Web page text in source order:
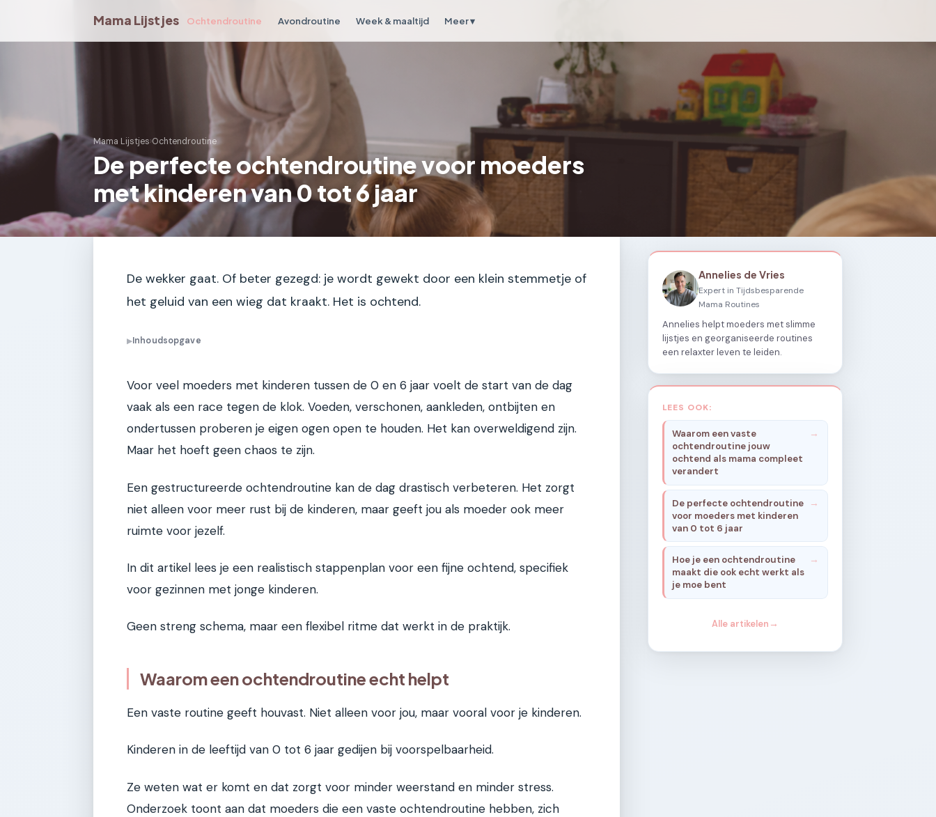
Mama Lijstjes Ochtendroutine Avondroutine Week & maaltijd Meer ▾
Mama Lijstjes›Ochtendroutine
De perfecte ochtendroutine voor moeders
met kinderen van 0 tot 6 jaar
De wekker gaat. Of beter gezegd: je wordt gewekt door een klein stemmetje of
het geluid van een wieg dat kraakt. Het is ochtend.
▶Inhoudsopgave
Voor veel moeders met kinderen tussen de 0 en 6 jaar voelt de start van de dag
vaak als een race tegen de klok. Voeden, verschonen, aankleden, ontbijten en
ondertussen proberen je eigen ogen open te houden. Het kan overweldigend zijn.
Maar het hoeft geen chaos te zijn.
Een gestructureerde ochtendroutine kan de dag drastisch verbeteren. Het zorgt
niet alleen voor meer rust bij de kinderen, maar geeft jou als moeder ook meer
ruimte voor jezelf.
In dit artikel lees je een realistisch stappenplan voor een fijne ochtend, specifiek
voor gezinnen met jonge kinderen.
Geen streng schema, maar een flexibel ritme dat werkt in de praktijk.
Waarom een ochtendroutine echt helpt
Een vaste routine geeft houvast. Niet alleen voor jou, maar vooral voor je kinderen.
Kinderen in de leeftijd van 0 tot 6 jaar gedijen bij voorspelbaarheid.
Ze weten wat er komt en dat zorgt voor minder weerstand en minder stress.
Onderzoek toont aan dat moeders die een vaste ochtendroutine hebben, zich
Annelies de Vries
Expert in Tijdsbesparende
Mama Routines
Annelies helpt moeders met slimme
lijstjes en georganiseerde routines
een relaxter leven te leiden.
LEES OOK:
Waarom een vaste
ochtendroutine jouw
ochtend als mama compleet
verandert
De perfecte ochtendroutine
voor moeders met kinderen
van 0 tot 6 jaar
Hoe je een ochtendroutine
maakt die ook echt werkt als
je moe bent
Alle artikelen